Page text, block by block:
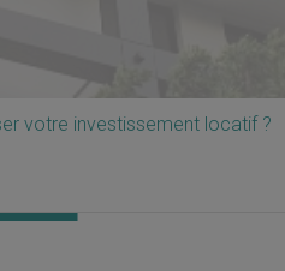
votre investissement locatif ?